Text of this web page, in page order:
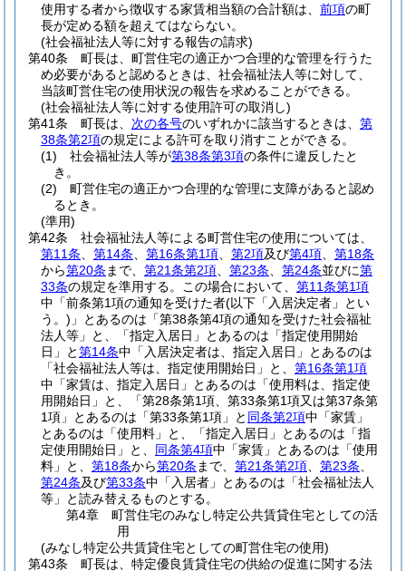
使用する者から徴収する家賃相当額の合計額は、 前項の町
長が定める額を超えてはならない。
(社会福祉法人等に対する報告の請求)
第40条
町長は、町営住宅の適正かつ合理的な管理を行うた
め必要があると認めるときは、社会福祉法人等に対して、
当該町営住宅の使用状況の報告を求めることができる。
(社会福祉法人等に対する使用許可の取消し)
第41条
町長は、 次の各号のいずれかに該当するときは、 第
38条第2項の規定による許可を取り消すことができる。
(1)
社会福祉法人等が第38条第3項の条件に違反したと
き。
(2)
町営住宅の適正かつ合理的な管理に支障があると認め
るとき。
(準用)
第42条
社会福祉法人等による町営住宅の使用については、
第11条
第14条 第16条第1項 第2項及び第4項
第18条
から第20条 まで、 第21条第2項 第23条 第24条並びに第
33条の規定を準用する。 この場合において、 第11条第1項
中「前条第1項の通知を受けた者(以下「入居決定者」とい
う。) 」とあるのは「第38条第4項の通知を受けた社会福祉
法人等」と、「指定入居日」とあるのは「指定使用開始
日」と第14条中「入居決定者は、指定入居日」とあるのは
「社会福祉法人等は、指定使用開始日」と、 第16条第1項
中「家賃は、指定入居日」とあるのは「使用料は、指定使
用開始日」と、「第28条第1項、第33条第1項又は第37条第
1項」とあるのは「第33条第1項」と 同条第2項中「家賃」
とあるのは「使用料」と、「指定入居日」とあるのは「指
定使用開始日」と、 同条第4項中「家賃」とあるのは「使用
料」と、 第18条から第20条 まで、 第21条第2項 第23条
第24条及び第33条中「入居者」とあるのは「社会福祉法人
等」と読み替えるものとする。
第4章
町営住宅のみなし特定公共賃貸住宅としての活
用
(みなし特定公共賃貸住宅としての町営住宅の使用)
第43条
町長は、特定優良賃貸住宅の供給の促進に関する法